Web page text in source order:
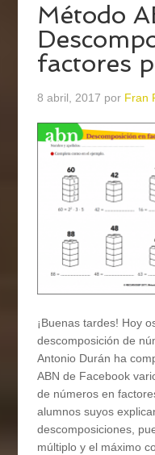
Método
factores
8 abril, 2017 por Fran
¡Buenas tardes! Hoy
descomposición de
Antonio Durán ha
ABN de Facebook
de números en
alumnos suyos
descomposiciones,
múltiplo y el máximo